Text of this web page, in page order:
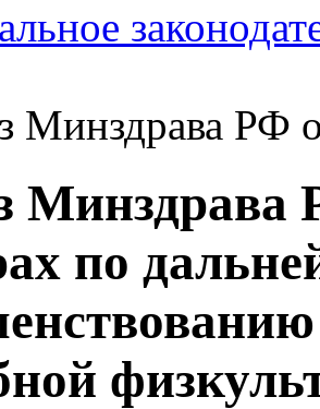
Минздрава РФ
Минздрава
по